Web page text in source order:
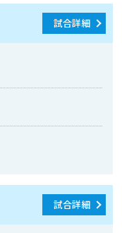
試合詳細
試合詳細